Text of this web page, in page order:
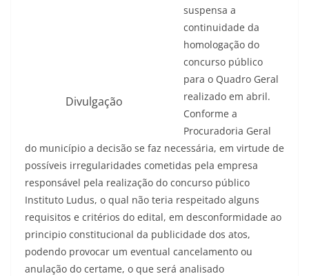
Divulgação
suspensa a
continuidade da
homologação do
concurso público
para o Quadro Geral
realizado em abril.
Conforme a
Procuradoria Geral
do município a decisão se faz necessária, em virtude de
possíveis irregularidades cometidas pela empresa
responsável pela realização do concurso público
Instituto Ludus, o qual não teria respeitado alguns
requisitos e critérios do edital, em desconformidade ao
principio constitucional da publicidade dos atos,
podendo provocar um eventual cancelamento ou
anulação do certame, o que será analisado